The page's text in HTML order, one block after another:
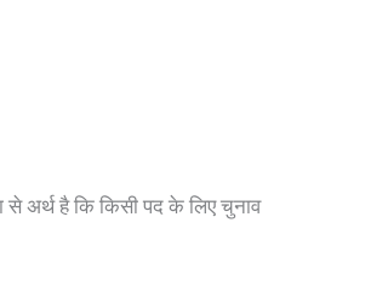
अर्थ है कि किसी पद के लिए चुनाव